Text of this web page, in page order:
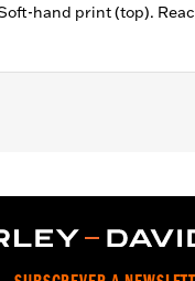
hand print (top).
for full details